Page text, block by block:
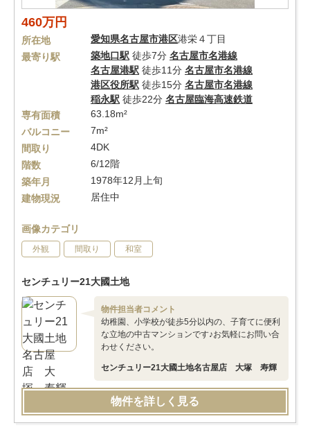
460万円
所在地 愛知県名古屋市港区港栄４丁目
最寄り駅
築地口駅 徒歩7分 名古屋市名港線
名古屋港駅 徒歩11分 名古屋市名港線
港区役所駅 徒歩15分 名古屋市名港線
稲永駅 徒歩22分 名古屋臨海高速鉄道
専有面積
63.18m²
バルコニー
7m²
間取り
4DK
階数
6/12階
築年月
1978年12月上旬
建物現況
居住中
画像カテゴリ
外観 間取り 和室
センチュリー21大國土地
物件担当者コメント
幼稚園、小学校が徒歩5分以内の、子育てに便利
な立地の中古マンションです♪お気軽にお問い合
わせください。
センチュリー21大國土地名古屋店 大塚 寿輝
物件を詳しく見る